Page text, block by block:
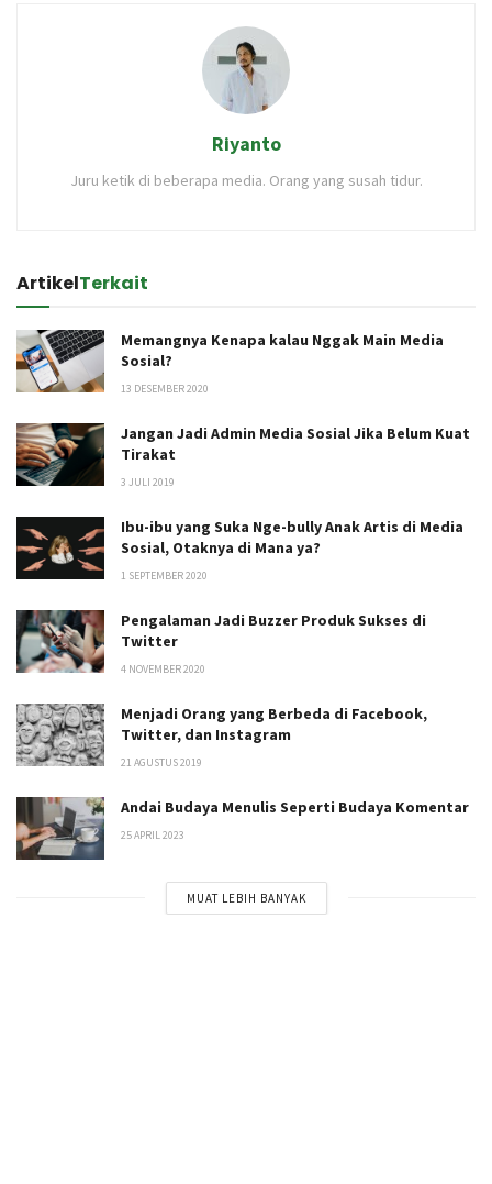
Riyanto
Juru ketik di beberapa media. Orang yang susah tidur.
ArtikelTerkait
Memangnya Kenapa kalau Nggak Main Media
Sosial?
13 DESEMBER 2020
Jangan Jadi Admin Media Sosial Jika Belum Kuat
Tirakat
3 JULI 2019
Ibu-ibu yang Suka Nge-bully Anak Artis di Media
Sosial, Otaknya di Mana ya?
1 SEPTEMBER 2020
Pengalaman Jadi Buzzer Produk Sukses di
Twitter
4 NOVEMBER 2020
Menjadi Orang yang Berbeda di Facebook,
Twitter, dan Instagram
21 AGUSTUS 2019
Andai Budaya Menulis Seperti Budaya Komentar
25 APRIL 2023
MUAT LEBIH BANYAK